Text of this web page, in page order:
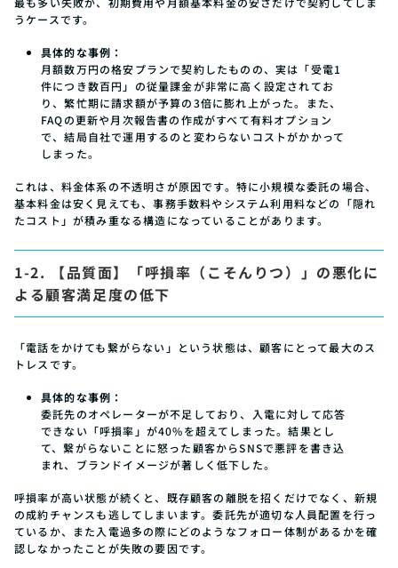
うケースです。
具体的な事例：
月額数万円の格安プランで契約したものの、実は「受電1
件につき数百円」の従量課金が非常に高く設定されてお
り、繁忙期に請求額が予算の3倍に膨れ上がった。また、
FAQの更新や月次報告書の作成がすべて有料オプション
で、結局自社で運用するのと変わらないコストがかかって
しまった。
これは、料金体系の不透明さが原因です。特に小規模な委託の場合、
基本料金は安く見えても、事務手数料やシステム利用料などの「隠れ
たコスト」が積み重なる構造になっていることがあります。
1-2. 【品質面】「呼損率（こそんりつ）」の悪化に
よる顧客満足度の低下
「電話をかけても繋がらない」という状態は、顧客にとって最大のス
トレスです。
具体的な事例：
委託先のオペレーターが不足しており、入電に対して応答
できない「呼損率」が40%を超えてしまった。結果とし
て、繋がらないことに怒った顧客からSNSで悪評を書き込
まれ、ブランドイメージが著しく低下した。
呼損率が高い状態が続くと、既存顧客の離脱を招くだけでなく、新規
の成約チャンスも逃してしまいます。委託先が適切な人員配置を行っ
ているか、また入電過多の際にどのようなフォロー体制があるかを確
認しなかったことが失敗の要因です。